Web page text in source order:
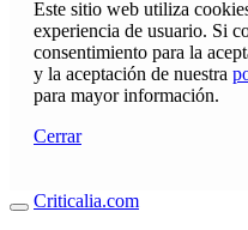
Este sitio web utiliza
experiencia de usuario. Si
consentimiento para la
y la aceptación de nuestra
para mayor información.
Cerrar
Criticalia.com